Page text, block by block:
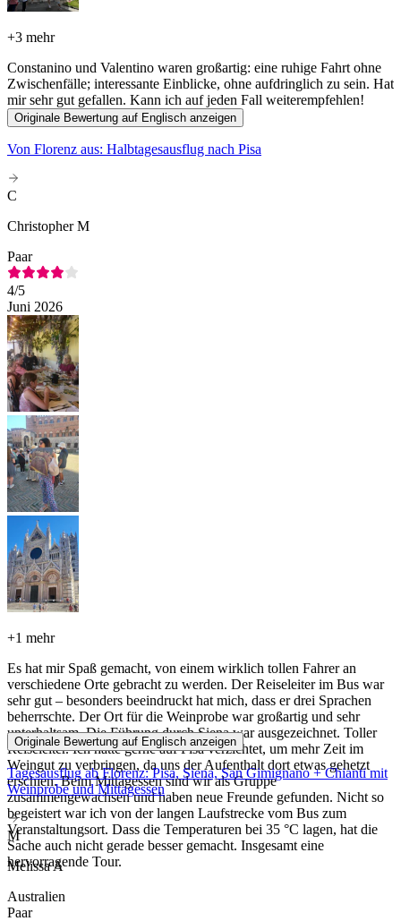
+3 mehr
Constanino und Valentino waren großartig: eine ruhige Fahrt ohne
Zwischenfälle; interessante Einblicke, ohne aufdringlich zu sein. Hat
mir sehr gut gefallen. Kann ich auf jeden Fall weiterempfehlen!
Originale Bewertung auf Englisch anzeigen
Von Florenz aus: Halbtagesausflug nach Pisa
C
Christopher M
Paar
4/5
Juni 2026
+1 mehr
Es hat mir Spaß gemacht, von einem wirklich tollen Fahrer an
verschiedene Orte gebracht zu werden. Der Reiseleiter im Bus war
sehr gut – besonders beeindruckt hat mich, dass er drei Sprachen
beherrschte. Der Ort für die Weinprobe war großartig und sehr
unterhaltsam. Die Führung durch Siena war ausgezeichnet. Toller
Reiseleiter. Ich hätte gerne auf Pisa verzichtet, um mehr Zeit im
Weingut zu verbringen, da uns der Aufenthalt dort etwas gehetzt
erschien. Beim Mittagessen sind wir als Gruppe
zusammengewachsen und haben neue Freunde gefunden. Nicht so
begeistert war ich von der langen Laufstrecke vom Bus zum
Veranstaltungsort. Dass die Temperaturen bei 35 °C lagen, hat die
Sache auch nicht gerade besser gemacht. Insgesamt eine
hervorragende Tour.
Originale Bewertung auf Englisch anzeigen
Tagesausflug ab Florenz: Pisa, Siena, San Gimignano + Chianti mit
Weinprobe und Mittagessen
M
Melissa A
Australien
Paar